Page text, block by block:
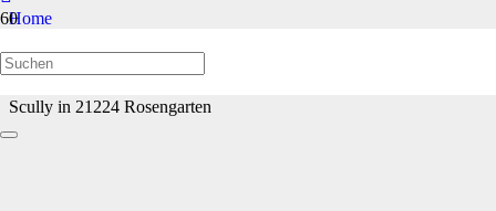
Home
Welpen/Junghunde bis 1 Jahr
Scully in 21224 Rosengarten